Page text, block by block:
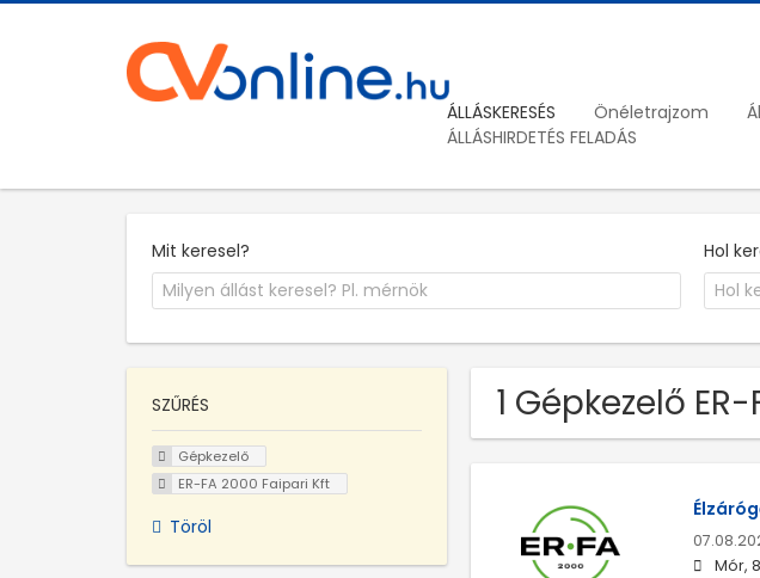
ÁLLÁSKERESÉS Önéletrajzom
ÁLLÁSHIRDETÉS FELADÁS
Mit keresel? Hol
1 Gépkezelő
Mór,
SZŰRÉS
Gépkezelő
ER-FA 2000 Faipari Kft
Töröl